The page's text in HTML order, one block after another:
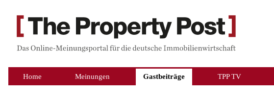
Home Meinungen Gastbeiträge TPP TV